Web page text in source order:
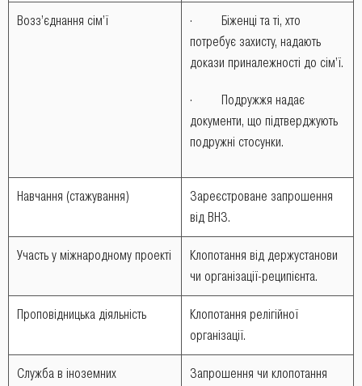
Возз’єднання сім’ї
· Біженці та ті, хто
потребує захисту, надають
докази приналежності до сім’ї.
· Подружжя надає
документи, що підтверджують
подружні стосунки.
Навчання (стажування)
Зареєстроване запрошення
від ВНЗ.
Участь у міжнародному проекті
Клопотання від держустанови
чи організації-реципієнта.
Проповідницька діяльність
Клопотання релігійної
організації.
Служба в іноземних
Запрошення чи клопотання